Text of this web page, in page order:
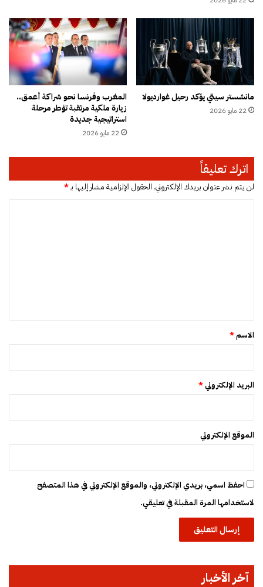
م
ر
ن
ل
ط
ف
ق
ط
ا
ل
ح
ا
مانشستر سيتي يؤكد رحيل غوارديولا
22 مايو 2026
المغرب وفرنسا نحو شراكة أعمق..
زيارة ملكية مرتقبة تؤطر مرحلة
استراتيجية جديدة
22 مايو 2026
اترك تعليقاً
لن يتم نشر عنوان بريدك الإلكتروني. الحقول الإلزامية مشار إليها بـ*
*
الاسم*
البريد الإلكتروني*
الموقع الإلكتروني
احفظ اسمي، بريدي الإلكتروني، والموقع الإلكتروني في هذا المتصفح
لاستخدامها المرة المقبلة في تعليقي.
آخر الأخبار